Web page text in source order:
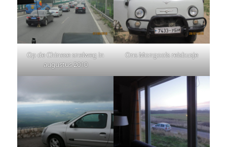
Op de Chinese snelweg in
augustus 2010
Ons Mongools reisbusje